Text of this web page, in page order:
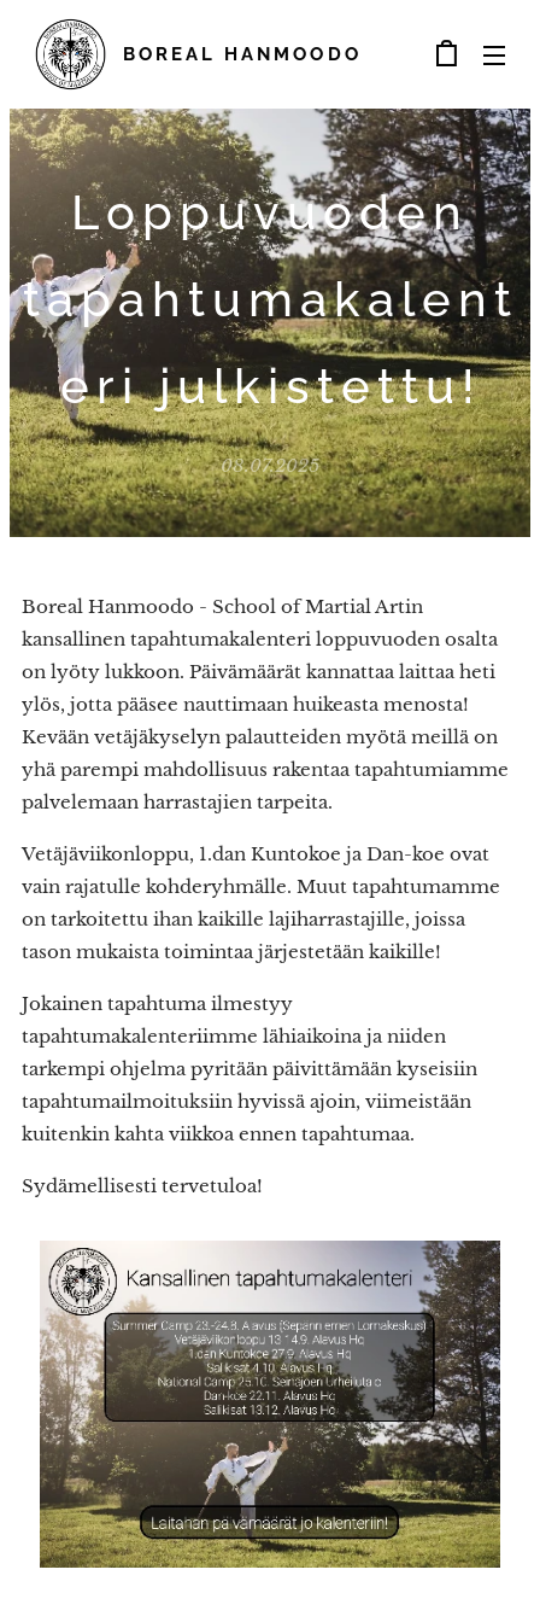
BOREAL HANMOODO
Loppuvuoden
tapahtumakalent
eri julkistettu!
08.07.2025
Boreal Hanmoodo - School of Martial Artin
kansallinen tapahtumakalenteri loppuvuoden osalta
on lyöty lukkoon. Päivämäärät kannattaa laittaa heti
ylös, jotta pääsee nauttimaan huikeasta menosta!
Kevään vetäjäkyselyn palautteiden myötä meillä on
yhä parempi mahdollisuus rakentaa tapahtumiamme
palvelemaan harrastajien tarpeita.
Vetäjäviikonloppu, 1.dan Kuntokoe ja Dan-koe ovat
vain rajatulle kohderyhmälle. Muut tapahtumamme
on tarkoitettu ihan kaikille lajiharrastajille, joissa
tason mukaista toimintaa järjestetään kaikille!
Jokainen tapahtuma ilmestyy
tapahtumakalenteriimme lähiaikoina ja niiden
tarkempi ohjelma pyritään päivittämään kyseisiin
tapahtumailmoituksiin hyvissä ajoin, viimeistään
kuitenkin kahta viikkoa ennen tapahtumaa.
Sydämellisesti tervetuloa!